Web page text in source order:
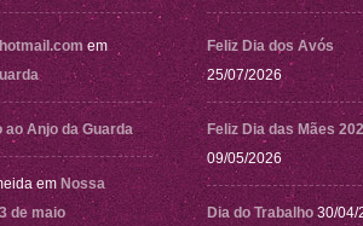
em
ao Anjo da Guarda
em Nossa
de maio
Feliz Dia dos Avós
25/07/2026
Feliz Dia das Mães
09/05/2026
Dia do Trabalho 30/04/